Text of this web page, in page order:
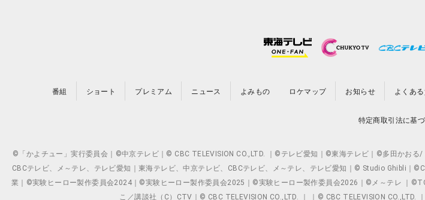
番組 ショート プレミアム ニュース よみもの ロケマップ お知らせ よくあ
特定商取引法に基
©「かよチュー」実行委員会｜©中京テレビ｜© CBC TELEVISION CO.,LTD. ｜©テレビ愛知｜©東海テレビ｜©多田かお
CBCテレビ、メ～テレ、テレビ愛知｜東海テレビ、中京テレビ、CBCテレビ、メ～テレ、テレビ愛知｜© Studio Ghibli
業｜©実験ヒーロー製作委員会2024｜©実験ヒーロー製作委員会2025｜©実験ヒーロー製作委員会2026｜©メ～テレ ｜
こ／講談社（C）CTV｜© CBC TELEVISION CO.,LTD. ｜ ｜© CBC TELEVISION